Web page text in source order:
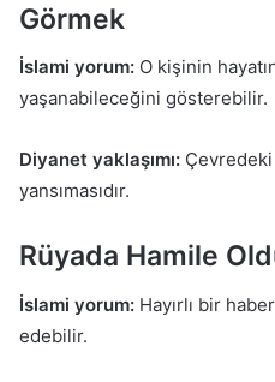
Görmek
İslami yorum: O kişinin
yaşanabileceğini gösterebilir.
Diyanet yaklaşımı:
yansımasıdır.
Rüyada Hamile
İslami yorum: Hayırlı bir
edebilir.